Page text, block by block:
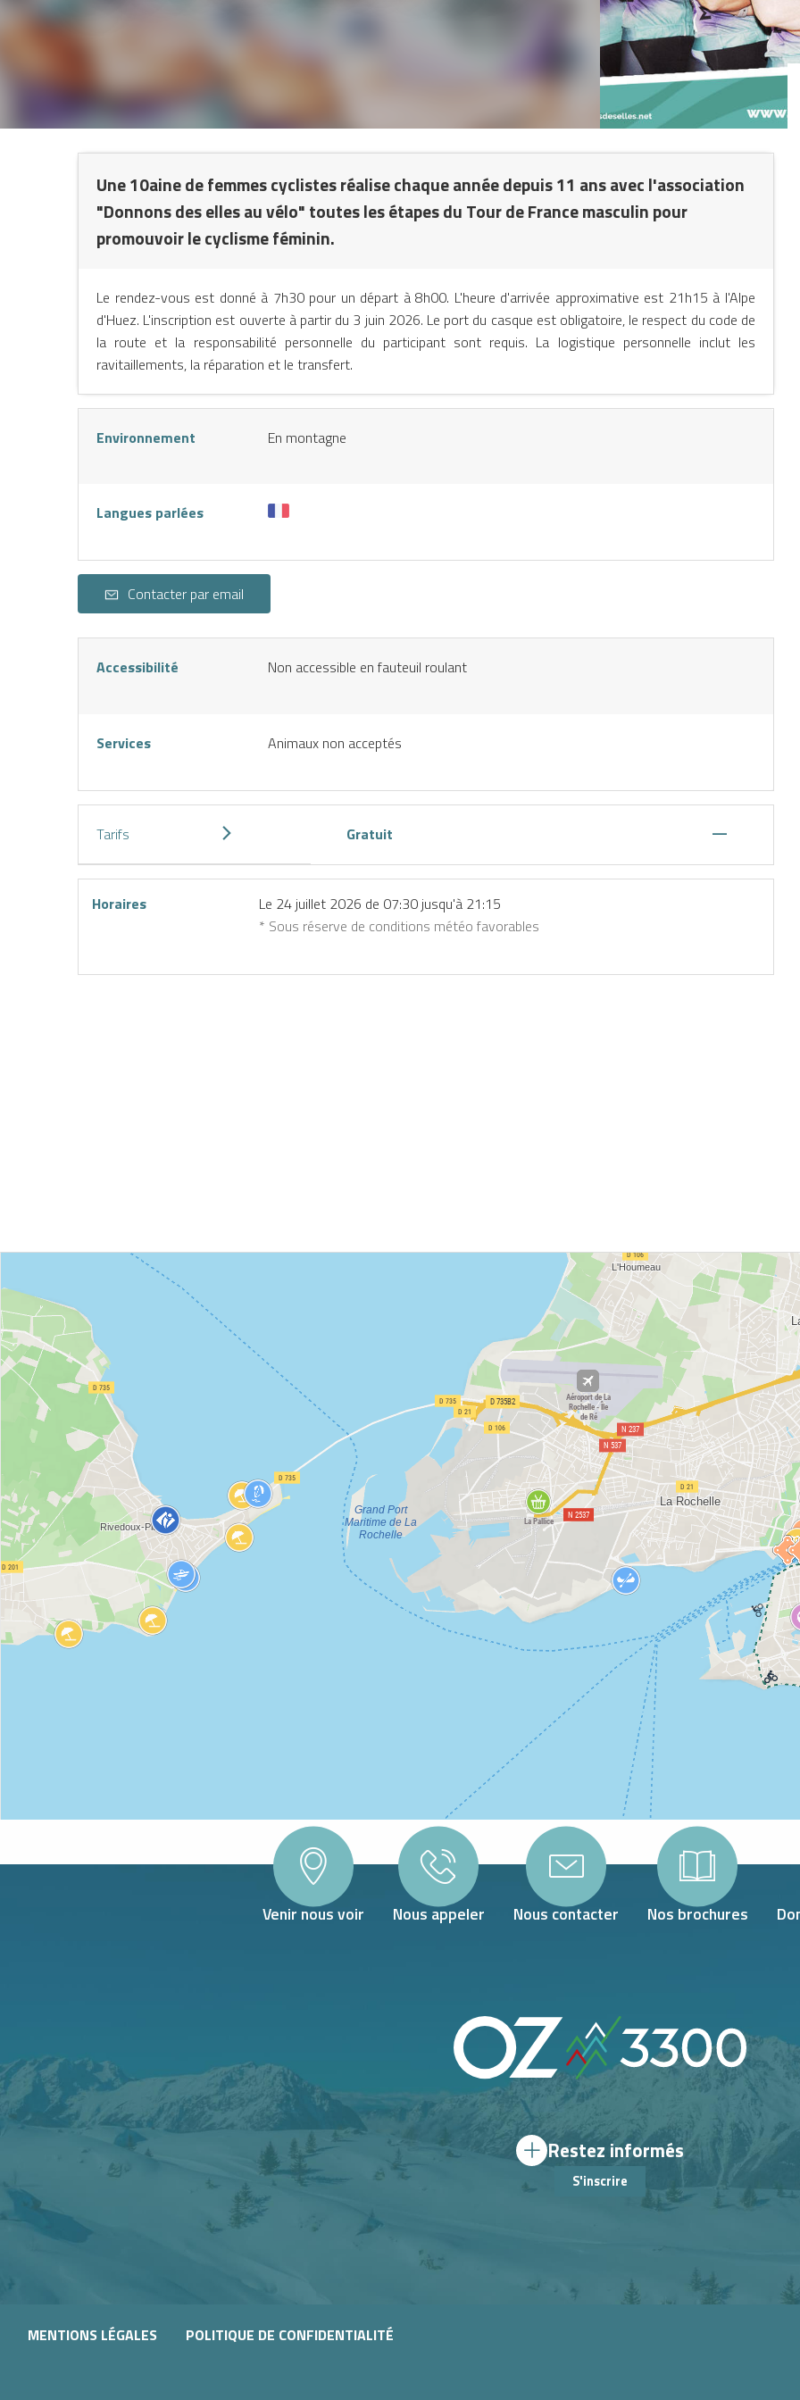
Une 10aine de femmes cyclistes réalise chaque année depuis 11 ans avec l'association
"Donnons des elles au vélo" toutes les étapes du Tour de France masculin pour
promouvoir le cyclisme féminin.
Le rendez-vous est donné à 7h30 pour un départ à 8h00. L'heure d'arrivée approximative est 21h15 à l'Alpe
d'Huez. L'inscription est ouverte à partir du 3 juin 2026. Le port du casque est obligatoire, le respect du code de
la route et la responsabilité personnelle du participant sont requis. La logistique personnelle inclut les
ravitaillements, la réparation et le transfert.
Environnement En montagne
Langues parlées
Contacter par email
Accessibilité Non accessible en fauteuil roulant
Services Animaux non acceptés
Tarifs Gratuit —
Horaires Le 24 juillet 2026 de 07:30 jusqu'à 21:15
* Sous réserve de conditions météo favorables
Venir nous voir Nous appeler Nous contacter Nos brochures
Restez informés
S'inscrire
MENTIONS LÉGALES POLITIQUE DE CONFIDENTIALITÉ